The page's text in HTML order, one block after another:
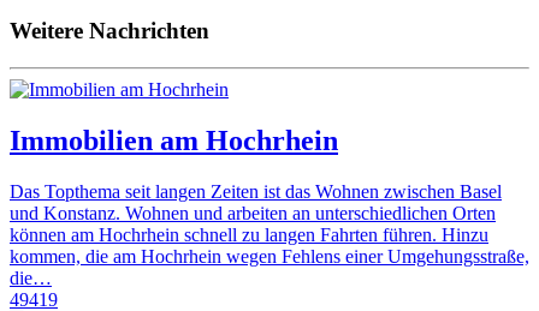
Weitere Nachrichten
Immobilien am Hochrhein
Das Topthema seit langen Zeiten ist das Wohnen zwischen Basel
und Konstanz. Wohnen und arbeiten an unterschiedlichen Orten
können am Hochrhein schnell zu langen Fahrten führen. Hinzu
kommen, die am Hochrhein wegen Fehlens einer Umgehungsstraße,
die…
49419